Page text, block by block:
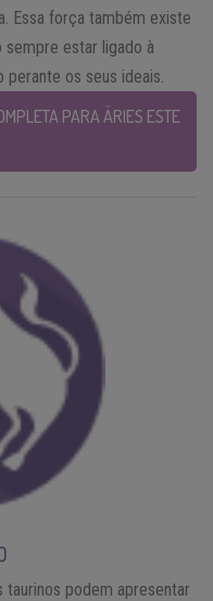
Essa força também existe
sempre estar ligado à
os seus ideais.
PARA ÁRIES ESTE
taurinos podem apresentar